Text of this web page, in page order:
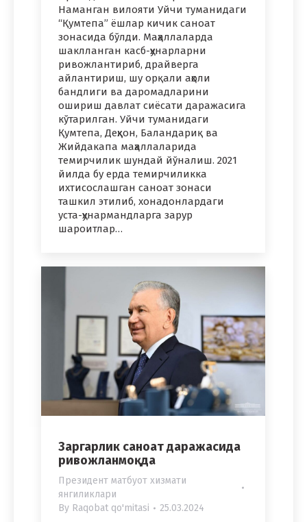
Наманган вилояти Уйчи туманидаги
“Қумтепа” ёшлар кичик саноат
зонасида бўлди. Маҳаллаларда
шаклланган касб-ҳунарларни
ривожлантириб, драйверга
айлантириш, шу орқали аҳоли
бандлиги ва даромадларини
ошириш давлат сиёсати даражасига
кўтарилган. Уйчи туманидаги
Қумтепа, Деҳқон, Баландариқ ва
Жийдакапа маҳаллаларида
темирчилик шундай йўналиш. 2021
йилда бу ерда темирчиликка
ихтисослашган саноат зонаси
ташкил этилиб, хонадонлардаги
уста-ҳунармандларга зарур
шароитлар…
Заргарлик саноат даражасида
ривожланмоқда
Президент матбуот хизмати
янгиликлари
By Raqobat qo'mitasi 25.03.2024